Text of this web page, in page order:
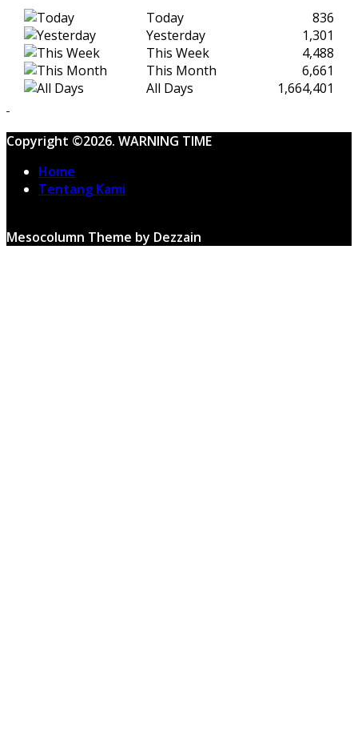
Today
836
Yesterday
1,301
This Week
4,488
This Month
6,661
All Days
1,664,401
Copyright ©2026. WARNING TIME
Home
Tentang Kami
Mesocolumn Theme by Dezzain